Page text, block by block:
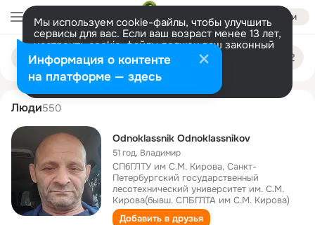
Войти
Мы используем cookie-файлы, чтобы улучшить
сервисы для вас. Если ваш возраст менее 13 лет,
настроить cookie-файлы должен ваш законный
представитель. Больше информации
Разрешить все Настроить
Поиск
людям
odnoklassnik odnoklassnikov
Люди550
Odnoklassnik Odnoklassnikov
51 год, Владимир
СПбГЛТУ им С.М. Кирова, Санкт-
Петербургский государственный
лесотехнический университет им. С.М.
Кирова(бывш. СПБГЛТА им С.М. Кирова)
Добавить в друзья
Информация о контенте
на платформе — здесь